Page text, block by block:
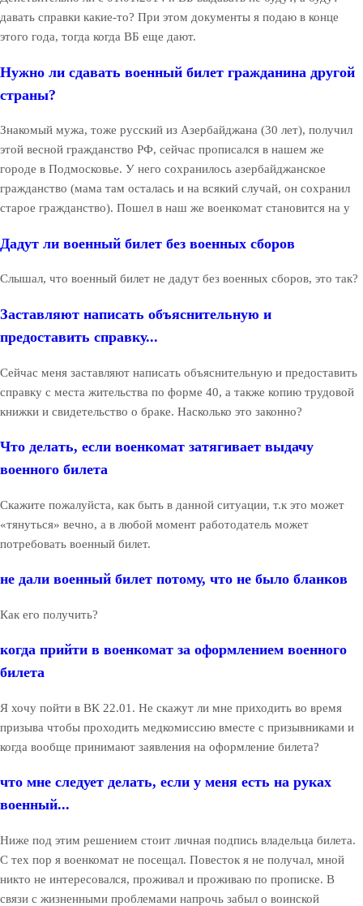
давать справки какие-то? При этом документы я подаю в конце
этого года, тогда когда ВБ еще дают.
Нужно ли сдавать военный билет гражданина другой
страны?
Знакомый мужа, тоже русский из Азербайджана (30 лет), получил
этой весной гражданство РФ, сейчас прописался в нашем же
городе в Подмосковье. У него сохранилось азербайджанское
гражданство (мама там осталась и на всякий случай, он сохранил
старое гражданство). Пошел в наш же военкомат становится на у
Дадут ли военный билет без военных сборов
Слышал, что военный билет не дадут без военных сборов, это так?
Заставляют написать объяснительную и
предоставить справку...
Сейчас меня заставляют написать объяснительную и предоставить
справку с места жительства по форме 40, а также копию трудовой
книжки и свидетельство о браке. Насколько это законно?
Что делать, если военкомат затягивает выдачу
военного билета
Скажите пожалуйста, как быть в данной ситуации, т.к это может
«тянуться» вечно, а в любой момент работодатель может
потребовать военный билет.
не дали военный билет потому, что не было бланков
Как его получить?
когда прийти в военкомат за оформлением военного
билета
Я хочу пойти в ВК 22.01. Не скажут ли мне приходить во время
призыва чтобы проходить медкомиссию вместе с призывниками и
когда вообще принимают заявления на оформление билета?
что мне следует делать, если у меня есть на руках
военный...
Ниже под этим решением стоит личная подпись владельца билета.
С тех пор я военкомат не посещал. Повесток я не получал, мной
никто не интересовался, проживал и проживаю по прописке. В
связи с жизненными проблемами напрочь забыл о воинской